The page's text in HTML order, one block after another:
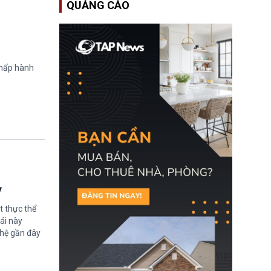
hành
thực thể
này
gần đây
nguy cơ thiếu hụt lực
lượng trầm trọng. Điều
này cần được đặc biệt
chú ý bởi nếu các siêu
bão đổ bộ Hoa Kỳ ở nửa
cuối năm 2026, lực
lượng ứng phó “mỏng”
có thể làm nghẽn công
tác cứu trợ; dẫn đến hệ
thống ứng phó khẩn cấp
quốc gia quá tải.
QUẢNG CÁO